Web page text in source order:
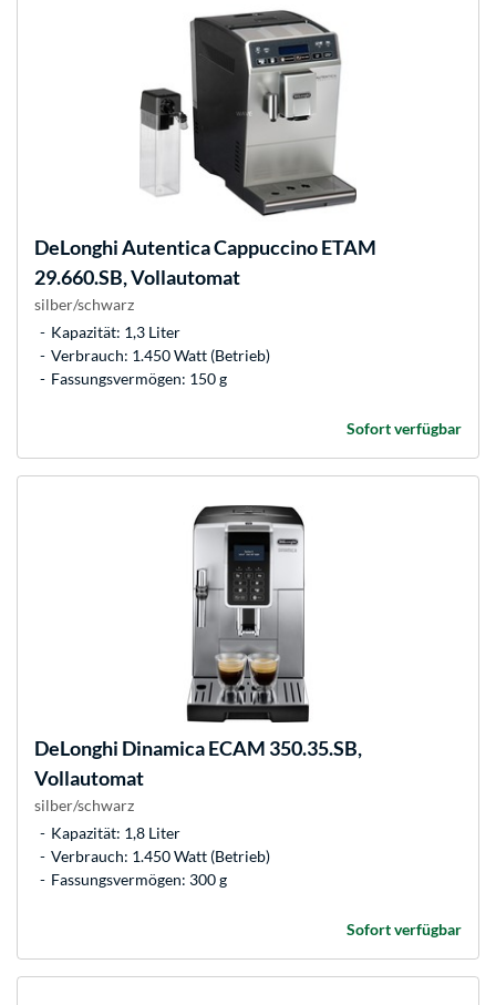
DeLonghiAutentica Cappuccino ETAM
29.660.SB, Vollautomat
silber/schwarz
Kapazität: 1,3 Liter
Verbrauch: 1.450 Watt (Betrieb)
Fassungsvermögen: 150 g
Sofort verfügbar
DeLonghi Dinamica ECAM 350.35.SB,
Vollautomat
silber/schwarz
Kapazität: 1,8 Liter
Verbrauch: 1.450 Watt (Betrieb)
Fassungsvermögen: 300 g
Sofort verfügbar